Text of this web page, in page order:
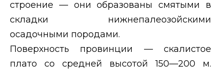
строение — они образованы смятыми в
складки нижнепалеозойскими
осадочными породами.
Поверхность провинции — скалистое
плато со средней высотой 150—200 м.